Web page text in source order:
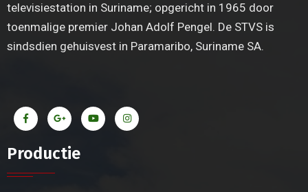
televisiestation in Suriname; opgericht in 1965 door
toenmalige premier Johan Adolf Pengel. De STVS is
sindsdien gehuisvest in Paramaribo, Suriname SA.
Productie